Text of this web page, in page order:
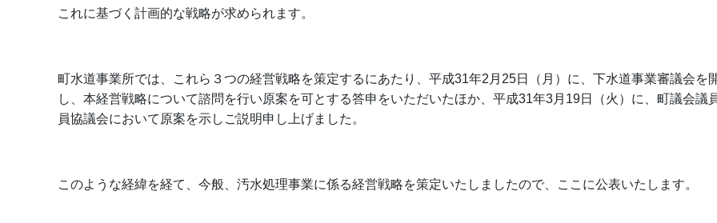
これに基づく計画的な戦略が求められます。
町水道事業所では、これら３つの経営戦略を策定するにあたり、平成31年2 月 25日（月）に、下水道事業審議会を
し、本経営戦略について諮問を行い原案を可とする答申をいただいたほか、平成31年3月 19日（火）に、町議会議
員協議会において原案を示しご説明申し上げました。
このような経緯を経て、今般、汚水処理事業に係る経営戦略を策定いたしましたので、ここに公表いたします。